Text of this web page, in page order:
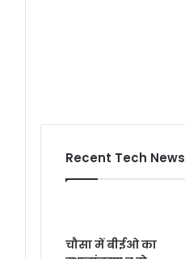
Recent Tech News
चौसा में बीईओ का